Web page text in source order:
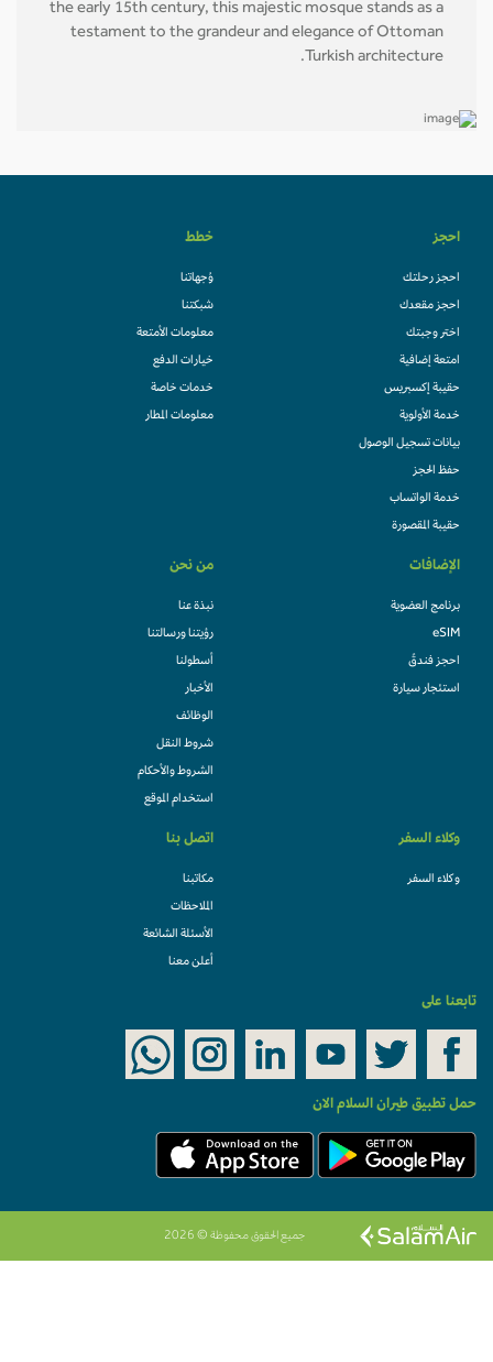
the early 15th century, this majestic mosque stands as a
testament to the grandeur and elegance of Ottoman
Turkish architecture.
احجز
احجز رحلتك
احجز مقعدك
اختر وجبتك
امتعة إضافية
حقيبة إكسبريس
خدمة الأولوية
بيانات تسجيل الوصول
حفظ الحجز
خدمة الواتساب
حقيبة المقصورة
خطط
وُجهاتنا
شبكتنا
معلومات الأمتعة
خيارات الدفع
خدمات خاصة
معلومات المطار
الإضافات
برنامج العضوية
eSIM
احجز فندقً
استئجار سيارة
من نحن
نبذة عنا
رؤيتنا ورسالتنا
أسطولنا
الأخبار
الوظائف
شروط النقل
الشروط والأحكام
استخدام الموقع
وكلاء السفر
وكلاء السفر
اتصل بنا
مكاتبنا
الملاحظات
الأسئلة الشائعة
أعلن معنا
تابعنا على
حمل تطبيق طيران السلام الان
جميع الحقوق محفوظة © 2026